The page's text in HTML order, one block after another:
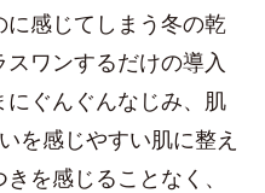
感じてしまう冬の乾
ワンするだけの導入
ぐんぐんなじみ、肌
を感じやすい肌に整え
を感じることなく、